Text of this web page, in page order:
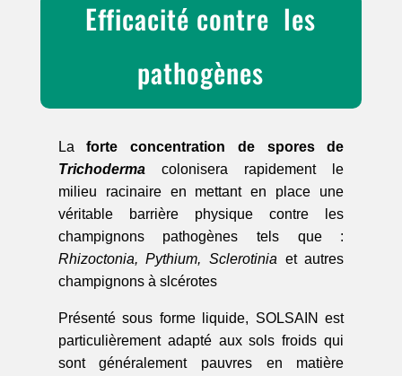
Efficacité contre les
pathogènes
Laforte concentration de spores de
Trichodermacolonisera rapidement le
milieu racinaire en mettant en place une
véritable barrière physique contre les
champignons pathogènes tels que :
Rhizoctonia,Pythium,Sclerotinia et autres
champignons à slcérotes
Présenté sous forme liquide, SOLSAIN est
particulièrement adapté aux sols froids qui
sont généralement pauvres en matière